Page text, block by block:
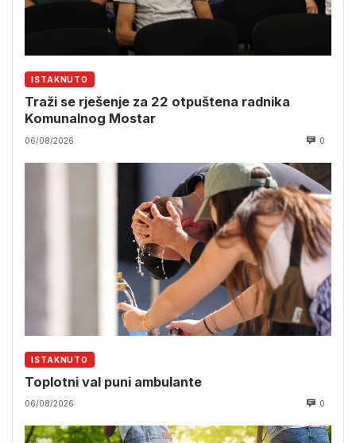
ISTAKNUTO
Traži se rješenje za 22 otpuštena radnika
Komunalnog Mostar
06/08/2026 0
ISTAKNUTO
Toplotni val puni ambulante
06/08/2026 0